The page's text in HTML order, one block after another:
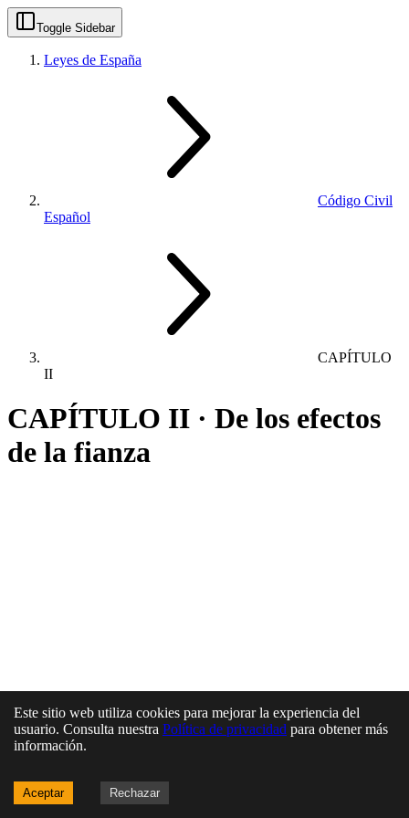
Toggle Sidebar
Leyes de España
Código Civil
Español
CAPÍTULO
II
CAPÍTULO II · De los efectos
de la fianza
Este sitio web utiliza cookies para mejorar la experiencia del
usuario. Consulta nuestra Política de privacidad para obtener más
información.
Aceptar Rechazar